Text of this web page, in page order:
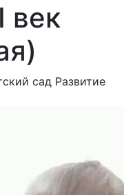
век
сад Развитие